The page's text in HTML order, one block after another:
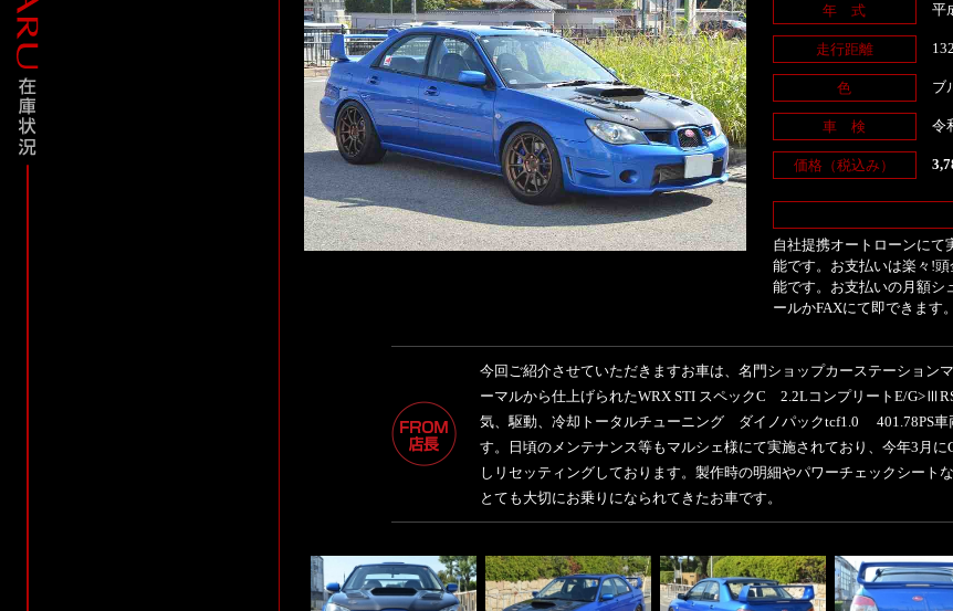
年 式 平
走行距離
色 ブ
車 検 令
価格（税込み）
自社提携オートローンにて
能です。お支払いは楽々!
能です。お支払いの月額シ
ールかFAXにて即できます。
今回ご紹介させていただきますお車は、名門ショップカーステーション
ーマルから仕上げられたWRX STI スペックC 2.2LコンプリートE/
気、駆動、冷却トータルチューニング ダイノパックtcf1.0 401.78PS車
す。日頃のメンテナンス等もマルシェ様にて実施されており、今年3月に
しリセッティングしております。製作時の明細やパワーチェックシート
とても大切にお乗りになられてきたお車です。